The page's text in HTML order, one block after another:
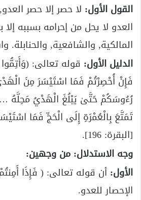
القول الأول: لا حصر إلا حصر
العدو لا يحل من إحرامه بسببه
المالكية, والشافعية, والحنابلة.
الدليل الأول: قوله تعالى:
فَإِنْ أُحْصِرْتُمْ فَمَا اسْتَيْسَرَ مِنَ
رُءُوسَكُمْ حَتَّىٰ يَبْلُغَ الْهَدْيُ مَحِلَّهُ
تَمَتَّعَ بِالْعُمْرَةِ إِلَى الْحَجِّ فَمَا
[البقرة: 196].
وجه الاستدلال: من وجهين:
الأول: أن قوله تعالى: ( فَإِذَا
الإحصار للعدو.